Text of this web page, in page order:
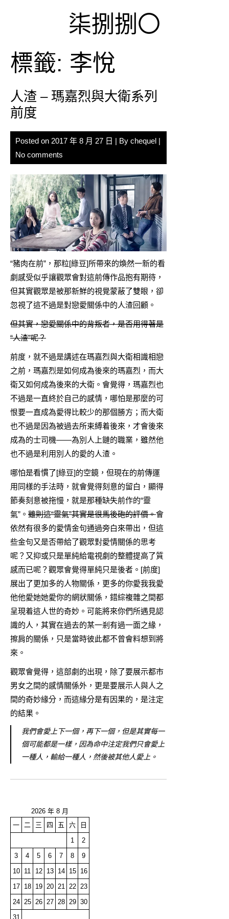
柒捌捌〇
標籤: 李悅
人渣 – 瑪嘉烈與大衛系列
前度
Posted on 2017 年 8 月 27 日 | By chequel |
No comments
“豬肉在前”，那粒[綠豆]所帶來的煥然一新的看
劇感受似乎讓觀眾會對這前傳作品抱有期待，
但其實觀眾是被那新鮮的視覺蒙蔽了雙眼，卻
忽視了這不過是對戀愛關係中的人渣回顧。
但其實，戀愛關係中的背叛者，是否用得著是
“人渣”呢？
前度，就不過是講述在瑪嘉烈與大衛相識相戀
之前，瑪嘉烈是如何成為後來的瑪嘉烈，而大
衛又如何成為後來的大衛。會覺得，瑪嘉烈也
不過是一直終於自己的感情，哪怕是那麼的可
恨要一直成為愛得比較少的那個勝方；而大衛
也不過是因為被過去所束縛着後來，才會後來
成為的士司機——為別人上鏈的職業，雖然他
也不過是利用別人的愛的人渣。
哪怕是看慣了[綠豆]的空鏡，但現在的前傳運
用同樣的手法時，就會覺得刻意的留白，顯得
節奏刻意被拖慢，就是那種缺失前作的“靈
氣”。 雖則這“靈氣”其實是很馬後砲的評價。會
依然有很多的愛情金句通過旁白來帶出，但這
些金句又是否帶給了觀眾對愛情關係的思考
呢？又抑或只是單純給電視劇的整體提高了質
感而已呢？觀眾會覺得單純只是後者。[前度]
展出了更加多的人物關係，更多的你愛我我愛
他他愛她她愛你的網狀關係，錯綜複雜之間都
呈現着這人世的奇妙。可能將來你們所遇見認
識的人，其實在過去的某一剎有過一面之緣，
擦肩的關係，只是當時彼此都不曾會料想到將
來。
觀眾會覺得，這部劇的出現，除了要展示都市
男女之間的感情關係外，更是要展示人與人之
間的奇妙緣分，而這緣分是有因果的，是注定
的結果。
我們會愛上下一個，再下一個，但是其實每一
個可能都是一樣，因為命中注定我們只會愛上
一種人，輸給一種人，然後被其他人愛上。
2026 年 8 月
一 二 三 四 五 六
日
1
2
3
4 5 6 7 8
9
10
11 12 13 14 15
16
17
18 19 20 21 22 23
24 25 26 27 28 29 30
31